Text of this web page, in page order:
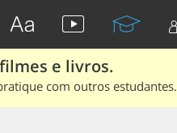
e livros.
com outros estudantes.